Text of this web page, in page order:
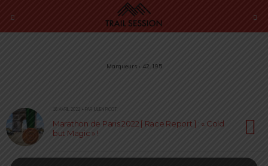
Marqueurs › 42.195
16 AVRIL 2022 • PAR JULIEN PICOT
Marathon de Paris 2022 [ Race Report ] : « Cold
but Magic » !